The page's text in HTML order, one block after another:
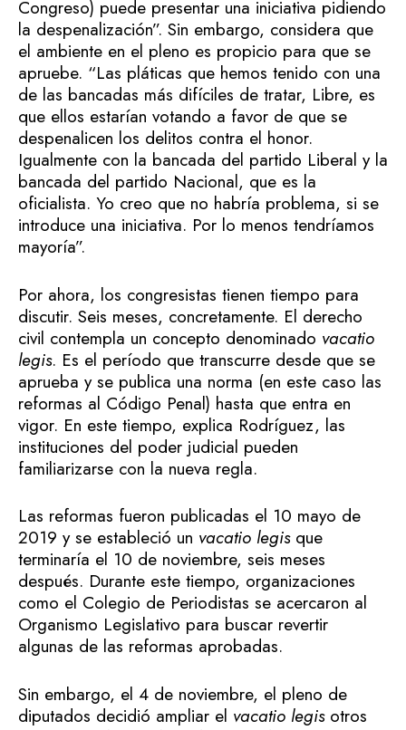
Congreso) puede presentar una iniciativa pidiendo
la despenalización”. Sin embargo, considera que
el ambiente en el pleno es propicio para que se
apruebe. “Las pláticas que hemos tenido con una
de las bancadas más difíciles de tratar, Libre, es
que ellos estarían votando a favor de que se
despenalicen los delitos contra el honor.
Igualmente con la bancada del partido Liberal y la
bancada del partido Nacional, que es la
oficialista. Yo creo que no habría problema, si se
introduce una iniciativa. Por lo menos tendríamos
mayoría”.
Por ahora, los congresistas tienen tiempo para
discutir. Seis meses, concretamente. El derecho
civil contempla un concepto denominado vacatio
legis. Es el período que transcurre desde que se
aprueba y se publica una norma (en este caso las
reformas al Código Penal) hasta que entra en
vigor. En este tiempo, explica Rodríguez, las
instituciones del poder judicial pueden
familiarizarse con la nueva regla.
Las reformas fueron publicadas el 10 mayo de
2019 y se estableció un vacatio legisque
terminaría el 10 de noviembre, seis meses
después. Durante este tiempo, organizaciones
como el Colegio de Periodistas se acercaron al
Organismo Legislativo para buscar revertir
algunas de las reformas aprobadas.
Sin embargo, el 4 de noviembre, el pleno de
diputados decidió ampliar el vacatio legisotros